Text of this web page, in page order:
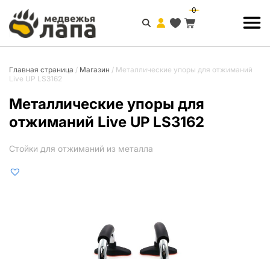
0
Главная страница / Магазин / Металлические упоры для отжиманий
Live UP LS3162
Металлические упоры для
отжиманий Live UP LS3162
Стойки для отжиманий из металла